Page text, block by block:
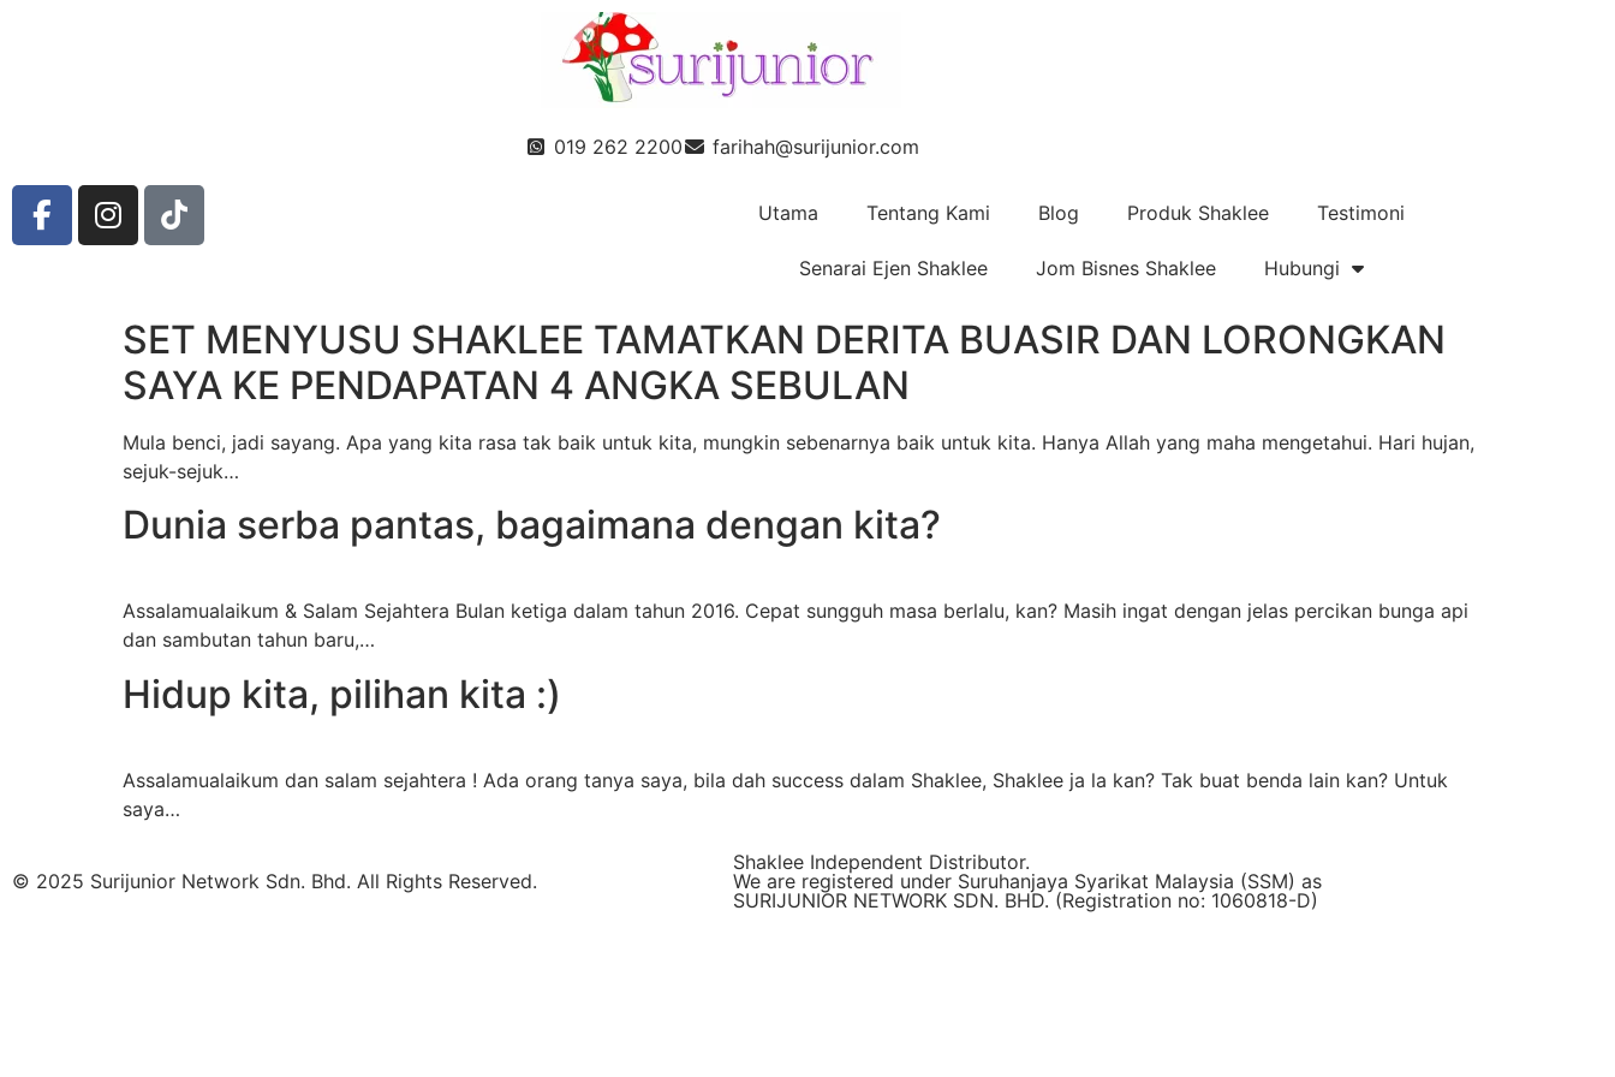
019 262 2200 farihah@surijunior.com
Utama Tentang Kami Blog Produk Shaklee Testimoni
Senarai Ejen Shaklee Jom Bisnes Shaklee Hubungi
SET MENYUSU SHAKLEE TAMATKAN DERITA BUASIR DAN LORONGKAN
SAYA KE PENDAPATAN 4 ANGKA SEBULAN
Mula benci, jadi sayang. Apa yang kita rasa tak baik untuk kita, mungkin sebenarnya baik untuk kita. Hanya Allah yang maha mengetahui. Hari hujan,
sejuk-sejuk…
Dunia serba pantas, bagaimana dengan kita?
Assalamualaikum & Salam Sejahtera Bulan ketiga dalam tahun 2016. Cepat sungguh masa berlalu, kan? Masih ingat dengan jelas percikan bunga api
dan sambutan tahun baru,…
Hidup kita, pilihan kita :)
Assalamualaikum dan salam sejahtera ! Ada orang tanya saya, bila dah success dalam Shaklee, Shaklee ja la kan? Tak buat benda lain kan? Untuk
saya…
© 2025 Surijunior Network Sdn. Bhd. All Rights Reserved.
Shaklee Independent Distributor.
We are registered under Suruhanjaya Syarikat Malaysia (SSM) as
SURIJUNIOR NETWORK SDN. BHD. (Registration no: 1060818-D)